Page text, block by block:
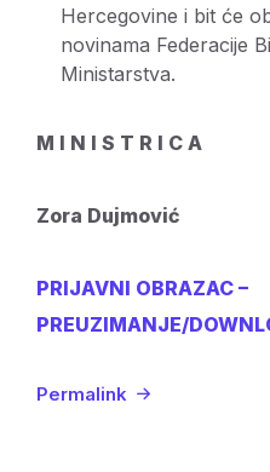
Hercegovine i bit će
novinama Federacije
Ministarstva.
M I N I S T R I C A
Zora Dujmović
PRIJAVNI OBRAZAC –
PREUZIMANJE/
Permalink